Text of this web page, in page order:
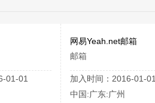
01-01
网易Yeah.net邮箱
邮箱
加入时间：2016-01-01
中国:广东:广州